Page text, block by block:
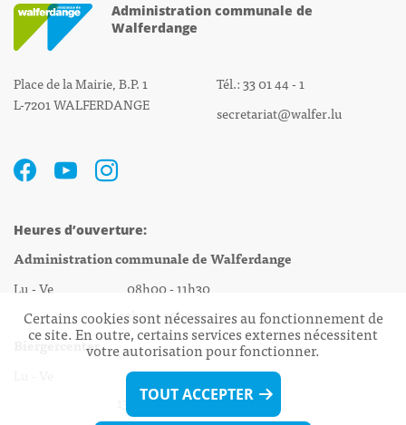
Administration communale de
Walferdange
Place de la Mairie, B.P. 1
L-7201 WALFERDANGE
Tél.: 33 01 44 - 1
secretariat@walfer.lu
Heures d’ouverture:
Administration communale de Walferdange
Lu - Ve 08h00 - 11h30
13h30 - 16h00
Biergercenter
Lu - Ve 08h00 - 11h30
13h30 - 16h00
Certains cookies sont nécessaires au fonctionnement de
ce site. En outre, certains services externes nécessitent
votre autorisation pour fonctionner.
TOUT ACCEPTER